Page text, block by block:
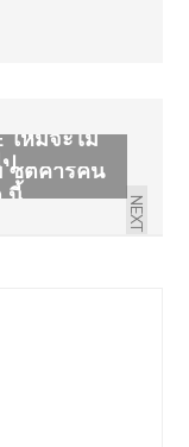
ใหม่จะไม่
NEXT
ซิตี้คาร์คัน
นี้